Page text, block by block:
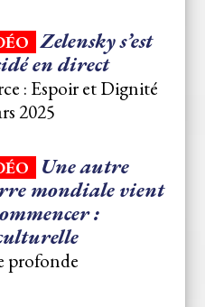
⁣Zelensky s’est
en direct
: Espoir et Dignité
2025
Une autre
mondiale vient
:
profonde